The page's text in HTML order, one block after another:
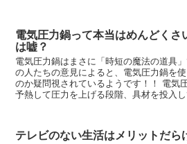
電気圧力鍋って本当はめんどくさ
は嘘？
電気圧力鍋はまさに「時短の魔法の道具
の人たちの意見によると、電気圧力鍋を
のか疑問視されているようです！！ 電気
予熱して圧力を上げる段階、具材を投入
テレビのない生活はメリットだら